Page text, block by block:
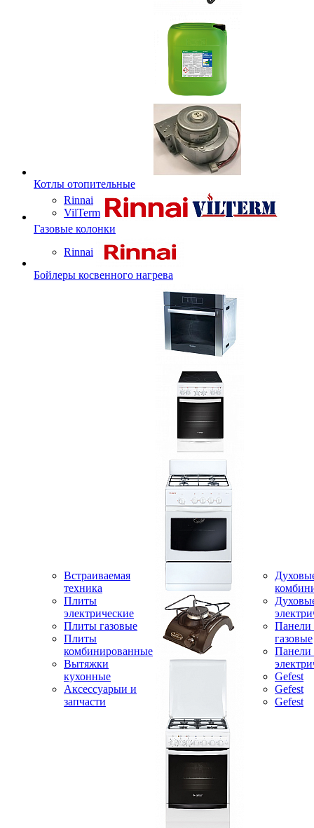
Котлы отопительные
Rinnai
VilTerm
Газовые колонки
Rinnai
Бойлеры косвенного нагрева
Встраиваемая
техника
Плиты
электрические
Плиты газовые
Плиты
комбинированные
Вытяжки
кухонные
Аксессуарыи и
запчасти
Панели
газовые
Панели
Gefest
Gefest
Gefest